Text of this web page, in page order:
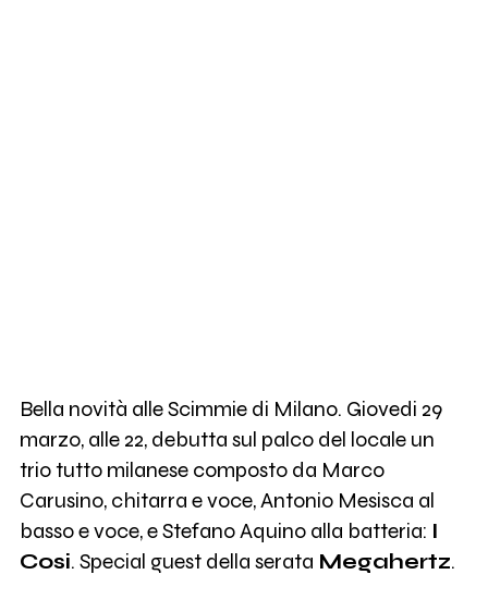
Bella novità alle Scimmie di Milano. Giovedi 29
marzo, alle 22, debutta sul palco del locale un
trio tutto milanese composto da Marco
Carusino, chitarra e voce, Antonio Mesisca al
basso e voce, e Stefano Aquino alla batteria: I
Cosi. Special guest della serata Megahertz.